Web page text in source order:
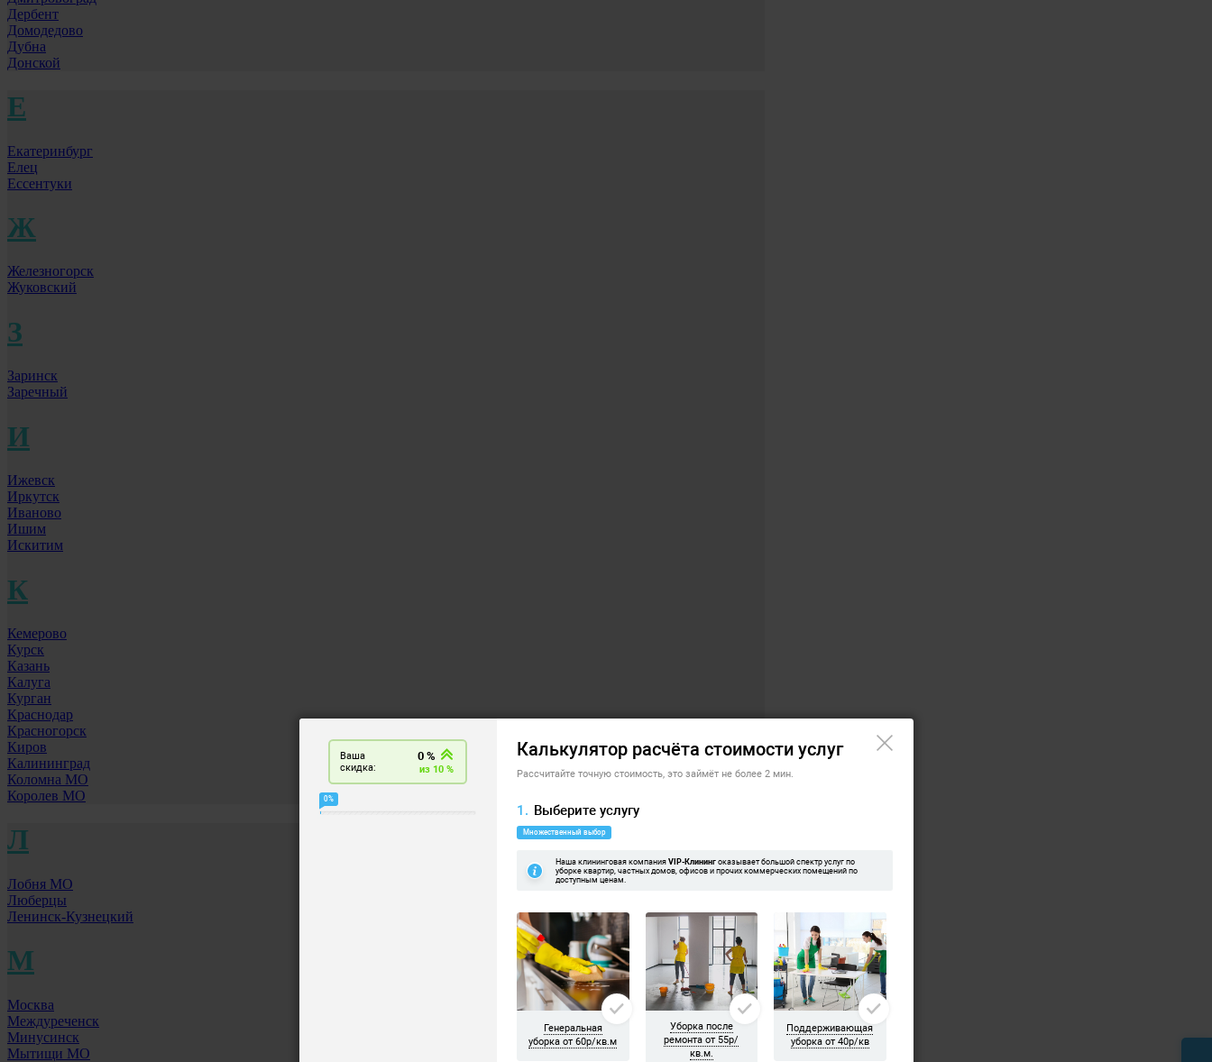
Дербент
Домодедово
Дубна
Донской
Е
Екатеринбург
Елец
Ессентуки
Ж
Железногорск
Жуковский
З
Заринск
Заречный
И
Ижевск
Иркутск
Иваново
Ишим
Искитим
К
Кемерово
Курск
Казань
Калуга
Курган
Краснодар
Красногорск
Киров
Калининград
Коломна МО
Королев МО
Л
Лобня МО
Люберцы
Ленинск-Кузнецкий
М
Москва
Междуреченск
Минусинск
Мытищи МО